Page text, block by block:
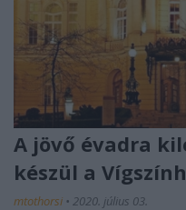
A jövő évadra
készül a
mtothorsi • 2020. július 03.